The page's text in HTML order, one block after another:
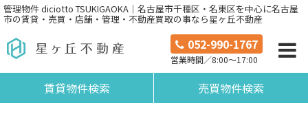
管理物件 diciotto TSUKIGAOKA｜名古屋市千種区・名東区を中心に名古屋
市の賃貸・売買・店舗・管理・不動産買取の事なら星ヶ丘不動産
052-990-1767
営業時間／8:00～17:00
賃貸物件検索 売買物件検索